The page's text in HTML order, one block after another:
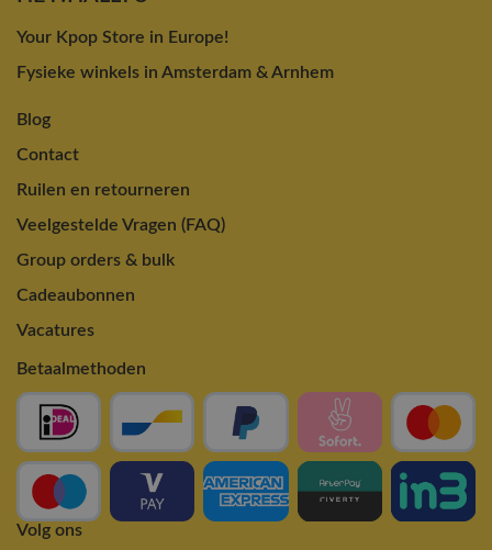
Your Kpop Store in Europe!
Fysieke winkels in Amsterdam & Arnhem
Blog
Contact
Ruilen en retourneren
Veelgestelde Vragen (FAQ)
Group orders & bulk
Cadeaubonnen
Vacatures
Betaalmethoden
Volg ons